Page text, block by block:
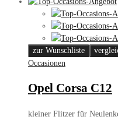
zur Wunschliste
Occasionen
Opel Corsa C12
kleiner Flitzer für